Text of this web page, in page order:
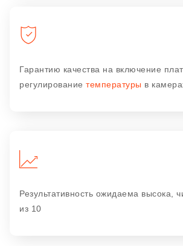
Гарантию качества на включение
регулирование температуры в
Результативность ожидаема высока,
из 10